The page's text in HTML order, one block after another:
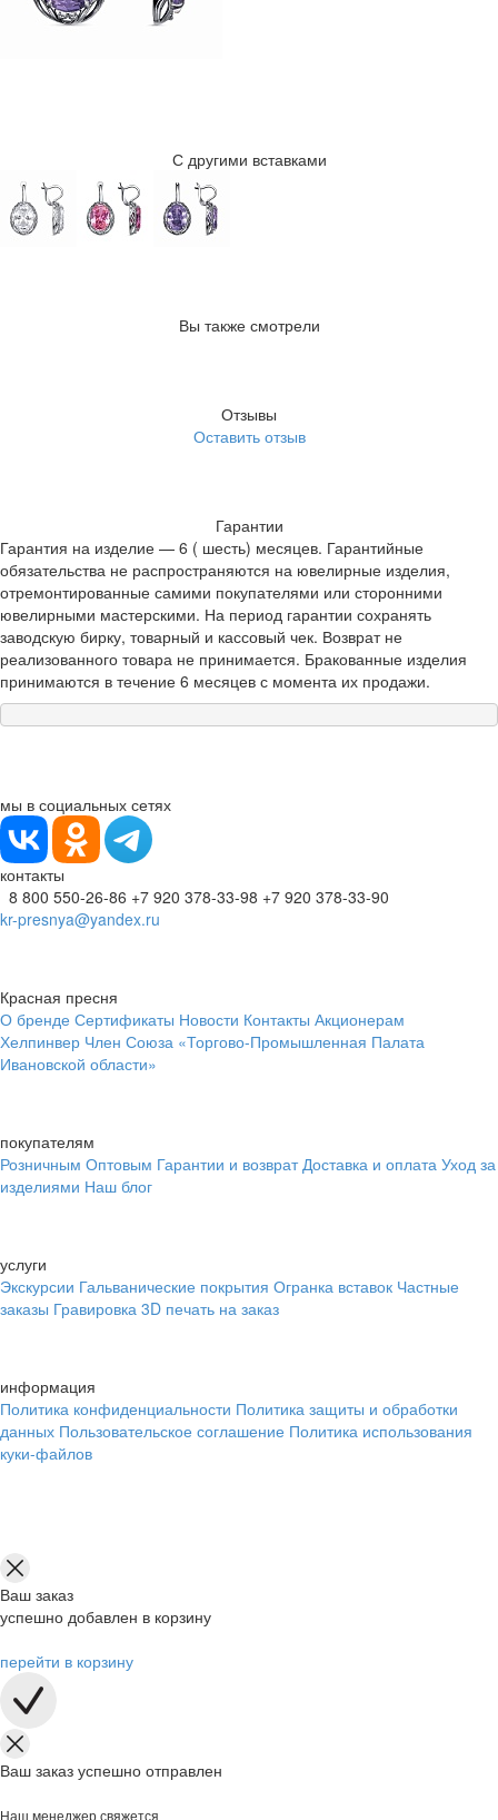
С другими вставками
Вы также смотрели
Отзывы
Оставить отзыв
Гарантии
Гарантия на изделие — 6 ( шесть) месяцев. Гарантийные
обязательства не распространяются на ювелирные изделия,
отремонтированные самими покупателями или сторонними
ювелирными мастерскими. На период гарантии сохранять
заводскую бирку, товарный и кассовый чек. Возврат не
реализованного товара не принимается. Бракованные изделия
принимаются в течение 6 месяцев с момента их продажи.
мы в социальных сетях
контакты
8 800 550-26-86 +7 920 378-33-98 +7 920 378-33-90
kr-presnya@yandex.ru
Красная пресня
О бренде Сертификаты Новости Контакты Акционерам
Хелпинвер Член Союза «Торгово-Промышленная Палата
Ивановской области»
покупателям
Розничным Оптовым Гарантии и возврат Доставка и оплата Уход за
изделиями Наш блог
услуги
Экскурсии Гальванические покрытия Огранка вставок Частные
заказы Гравировка 3D печать на заказ
информация
Политика конфиденциальности Политика защиты и обработки
данных Пользовательское соглашение Политика использования
куки-файлов
Ваш заказ
успешно добавлен в корзину
перейти в корзину
Ваш заказ успешно отправлен
Наш менеджер свяжется